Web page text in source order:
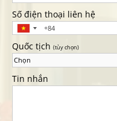
Số điện thoại liên hệ
Quốc tịch (tùy chọn)
Tin nhắn